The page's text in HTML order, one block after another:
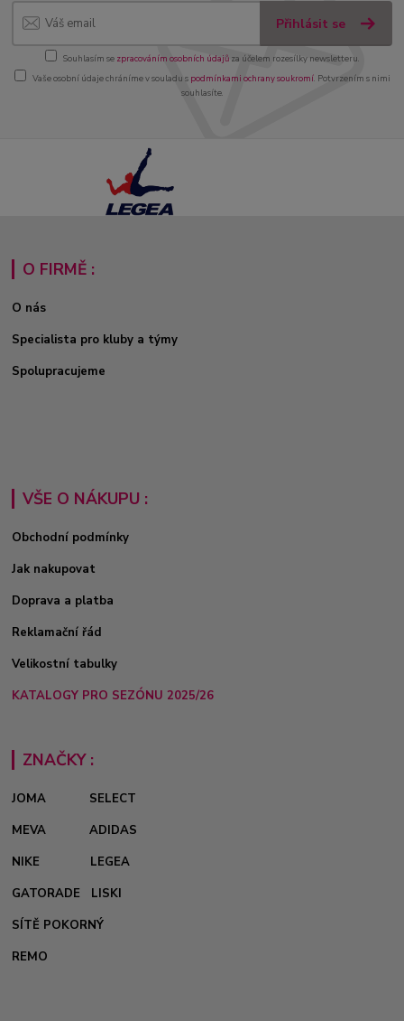
Přihlásit se
Souhlasím se zpracováním osobních údajůza účelem rozesílky newsletteru.
Vaše osobní údaje chráníme v souladu s podmínkami ochrany soukromí. Potvrzením s nimi
souhlasíte.
O FIRMĚ :
O nás
Specialista pro kluby a týmy
Spolupracujeme
VŠE O NÁKUPU :
Obchodní podmínky
Jak nakupovat
Doprava a platba
Reklamační řád
Velikostní tabulky
KATALOGY PRO SEZÓNU 2025/26
ZNAČKY :
JOMA
SELECT
MEVA
ADIDAS
NIKE
LEGEA
GATORADE
LISKI
SÍTĚ POKORNÝ
REMO